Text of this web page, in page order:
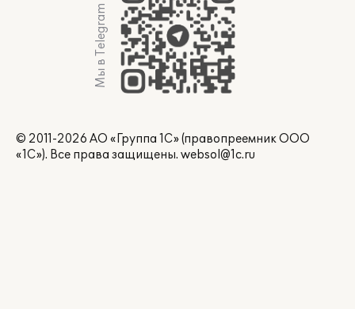
Мы в Telegram
© 2011-2026 АО «Группа 1С» (правопреемник ООО
«1С»). Все права защищены. websol@1c.ru